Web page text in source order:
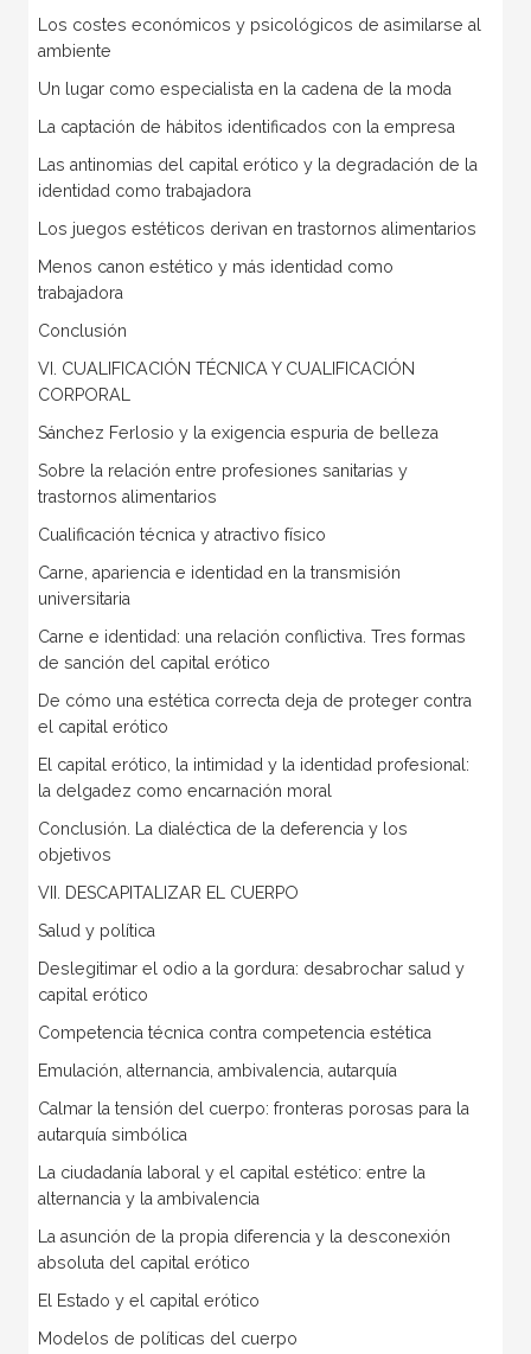
Los costes económicos y psicológicos de asimilarse al
ambiente
Un lugar como especialista en la cadena de la moda
La captación de hábitos identificados con la empresa
Las antinomias del capital erótico y la degradación de la
identidad como trabajadora
Los juegos estéticos derivan en trastornos alimentarios
Menos canon estético y más identidad como
trabajadora
Conclusión
VI. CUALIFICACIÓN TÉCNICA Y CUALIFICACIÓN
CORPORAL
Sánchez Ferlosio y la exigencia espuria de belleza
Sobre la relación entre profesiones sanitarias y
trastornos alimentarios
Cualificación técnica y atractivo físico
Carne, apariencia e identidad en la transmisión
universitaria
Carne e identidad: una relación conflictiva. Tres formas
de sanción del capital erótico
De cómo una estética correcta deja de proteger contra
el capital erótico
El capital erótico, la intimidad y la identidad profesional:
la delgadez como encarnación moral
Conclusión. La dialéctica de la deferencia y los
objetivos
VII. DESCAPITALIZAR EL CUERPO
Salud y política
Deslegitimar el odio a la gordura: desabrochar salud y
capital erótico
Competencia técnica contra competencia estética
Emulación, alternancia, ambivalencia, autarquía
Calmar la tensión del cuerpo: fronteras porosas para la
autarquía simbólica
La ciudadanía laboral y el capital estético: entre la
alternancia y la ambivalencia
La asunción de la propia diferencia y la desconexión
absoluta del capital erótico
El Estado y el capital erótico
Modelos de políticas del cuerpo